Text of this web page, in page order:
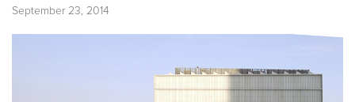
September 23, 2014